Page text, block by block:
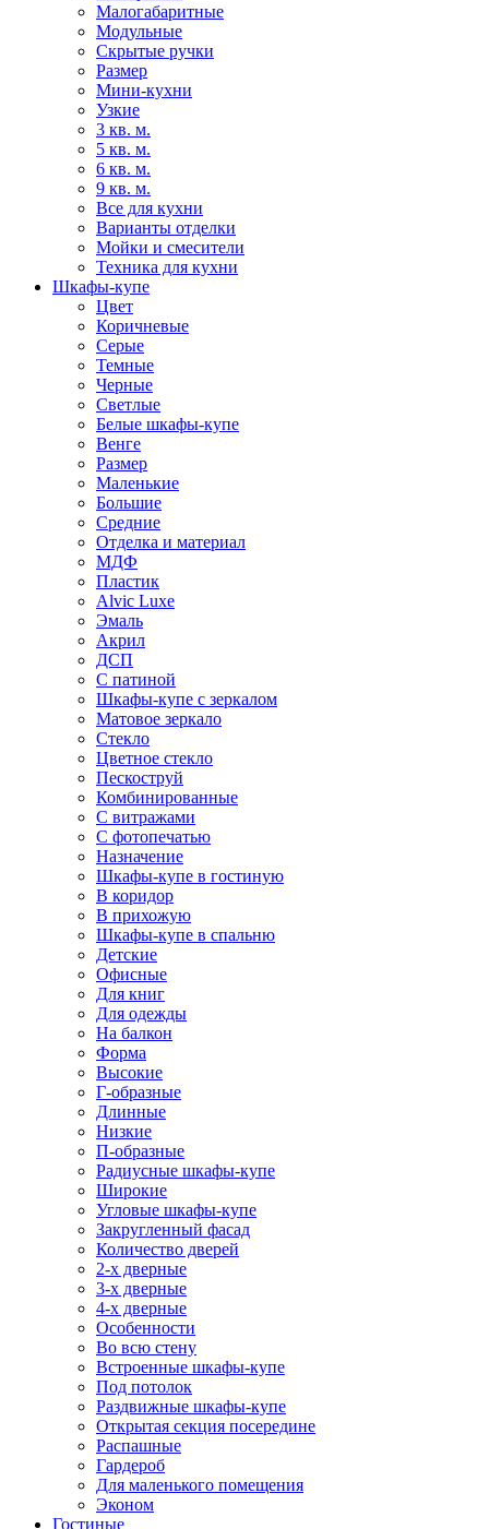
Малогабаритные
Модульные
Скрытые ручки
Размер
Мини-кухни
Узкие
3 кв. м.
5 кв. м.
6 кв. м.
9 кв. м.
Все для кухни
Варианты отделки
Мойки и смесители
Техника для кухни
Шкафы-купе
Цвет
Коричневые
Серые
Темные
Черные
Светлые
Белые шкафы-купе
Венге
Размер
Маленькие
Большие
Средние
Отделка и материал
МДФ
Пластик
Alvic Luxe
Эмаль
Акрил
ДСП
С патиной
Шкафы-купе с зеркалом
Матовое зеркало
Стекло
Цветное стекло
Пескоструй
Комбинированные
С витражами
С фотопечатью
Назначение
Шкафы-купе в гостиную
В коридор
В прихожую
Шкафы-купе в спальню
Детские
Офисные
Для книг
Для одежды
На балкон
Форма
Высокие
Г-образные
Длинные
Низкие
П-образные
Радиусные шкафы-купе
Широкие
Угловые шкафы-купе
Закругленный фасад
Количество дверей
2-х дверные
3-х дверные
4-х дверные
Особенности
Во всю стену
Встроенные шкафы-купе
Под потолок
Раздвижные шкафы-купе
Открытая секция посередине
Распашные
Гардероб
Для маленького помещения
Эконом
Гостиные